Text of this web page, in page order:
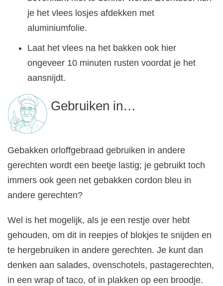
je het vlees losjes afdekken met
aluminiumfolie.
Laat het vlees na het bakken ook hier
ongeveer 10 minuten rusten voordat je het
aansnijdt.
Gebruiken in…
Gebakken orloffgebraad gebruiken in andere
gerechten wordt een beetje lastig; je gebruikt toch
immers ook geen net gebakken cordon bleu in
andere gerechten?
Wel is het mogelijk, als je een restje over hebt
gehouden, om dit in reepjes of blokjes te snijden en
te hergebruiken in andere gerechten. Je kunt dan
denken aan salades, ovenschotels, pastagerechten,
in een wrap of taco, of in plakken op een broodje.